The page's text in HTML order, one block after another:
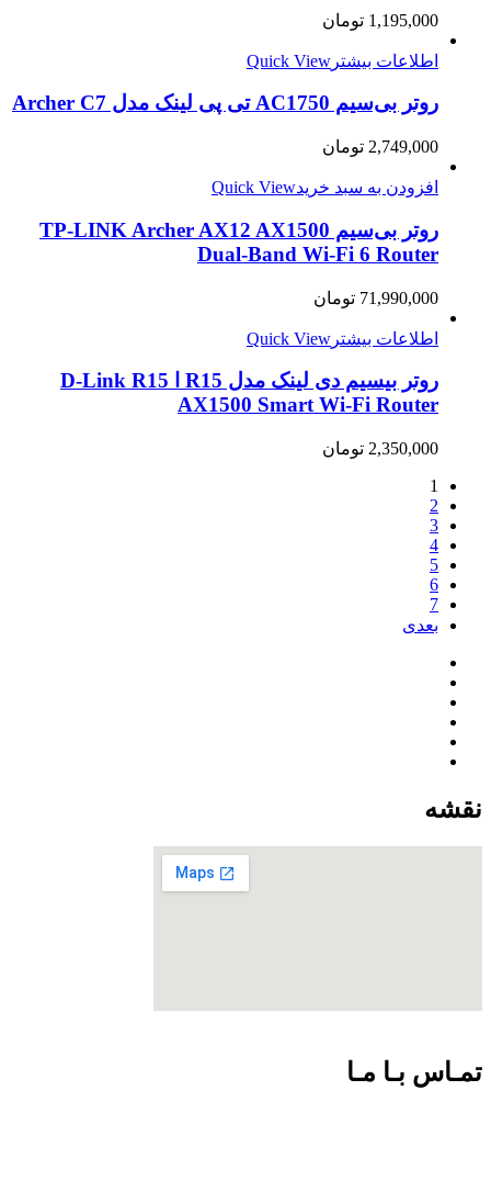
1,195,000 تومان
اطلاعات بیشتر Quick View
روتر بی‌سیم AC1750 تی پی لینک مدل Archer C7
2,749,000 تومان
افزودن به سبد خریدQuick View
روتر بی‌سیم TP-LINK Archer AX12 AX1500
Dual-Band Wi-Fi 6 Router
71,990,000 تومان
اطلاعات بیشتر Quick View
روتر بیسیم دی لینک مدل R15 ا D-Link R15
AX1500 Smart Wi-Fi Router
2,350,000 تومان
1
2
3
4
5
6
7
بعدی
نقشه
تمـاس بـا مـا